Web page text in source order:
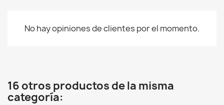
No hay opiniones de clientes por el momento.
16 otros productos de la misma
categoría: